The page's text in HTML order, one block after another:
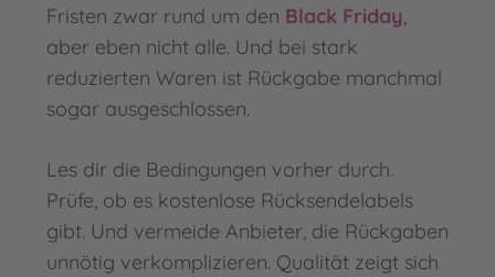
Fristen zwar rund um den Black Friday,
aber eben nicht alle. Und bei stark
reduzierten Waren ist Rückgabe manchmal
sogar ausgeschlossen.
Les dir die Bedingungen vorher durch.
Prüfe, ob es kostenlose Rücksendelabels
gibt. Und vermeide Anbieter, die Rückgaben
unnötig verkomplizieren. Qualität zeigt sich